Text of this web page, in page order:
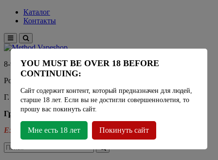
Каталог
Контакты
8-915-450-21-92
Розничный магазин Method Vapeshop
Г. Москва, улица Южнобутовская 36
График работы
Ежедневно - 11:00 - 21:00
YOU MUST BE OVER 18 BEFORE
CONTINUING:
Сайт содержит контент, который предназначен для людей,
старше 18 лет. Если вы не достигли совершеннолетия, то
прошу вас покинуть сайт.
Мне есть 18 лет Покинуть сайт